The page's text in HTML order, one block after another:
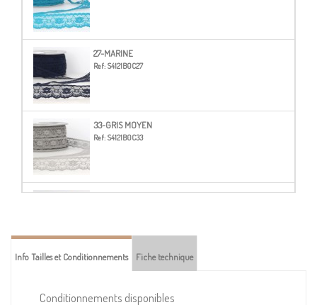
27-MARINE
Ref: S4121B0C27
33-GRIS MOYEN
Ref: S4121B0C33
40-BEIGE
Info Tailles et Conditionnements Fiche technique
Conditionnements disponibles